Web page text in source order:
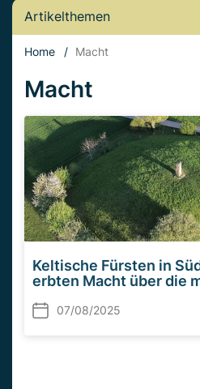
Artikelthemen
Home / Macht
Macht
Keltische Fürsten in
erbten Macht über die
07/08/2025